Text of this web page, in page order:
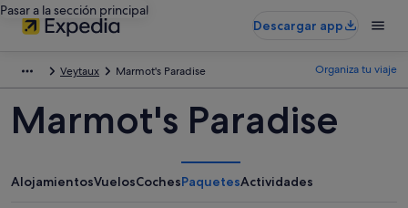
Pasar a la sección principal
Descargar app
Veytaux Marmot's Paradise Organiza tu viaje
Marmot's Paradise
AlojamientosVuelosCochesPaquetesActividades